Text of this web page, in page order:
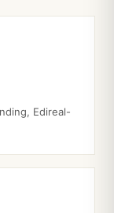
Edireal-